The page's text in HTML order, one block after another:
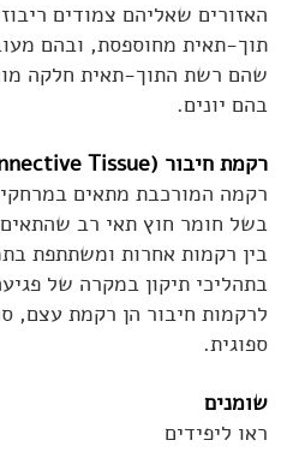
האזורים שאליהם צמודים
תוך-תאית מחוספסת, ובהם
שהם רשת התוך-תאית חלקה
בהם יונים.
רקמת חיבור (Connective Tissue)
רקמה המורכבת מתאים
בשל חומר חוץ תאי רב
בין רקמות אחרות ומשתתפת
בתהליכי תיקון במקרה של
לרקמות חיבור הן רקמת עצם,
ספוגית.
שומנים
ראו ליפידים